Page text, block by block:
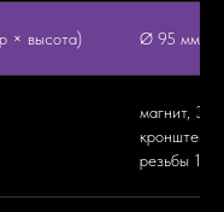
× высота) Ø 95 мм ×
магнит, 3
кронштейн
резьбы 1/4")